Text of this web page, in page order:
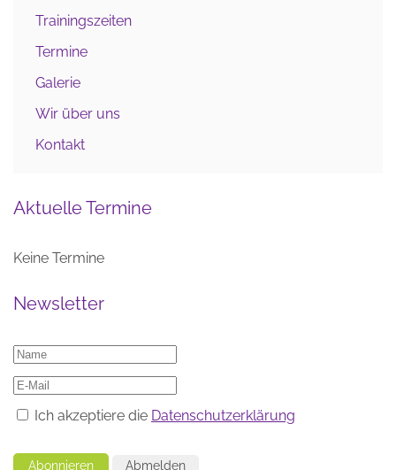
Trainingszeiten
Termine
Galerie
Wir über uns
Kontakt
Aktuelle Termine
Keine Termine
Newsletter
Ich akzeptiere die Datenschutzerklärung
Abonnieren Abmelden